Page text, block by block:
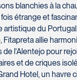
blanchies à la
étrange et
artistique du
Fitapreta allie
de l'Alentejo pour
et de criques
Hotel, un